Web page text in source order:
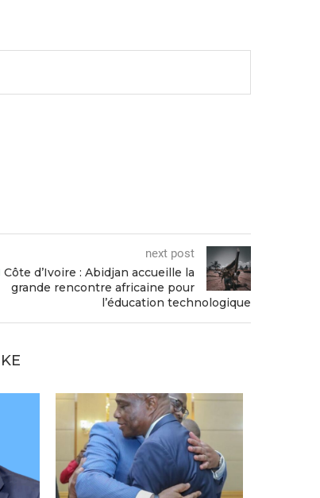
next post
Côte d’Ivoire : Abidjan accueille la
grande rencontre africaine pour
l’éducation technologique